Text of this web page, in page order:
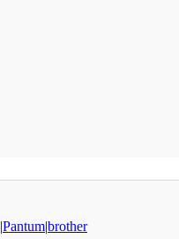
|Pantum|brother